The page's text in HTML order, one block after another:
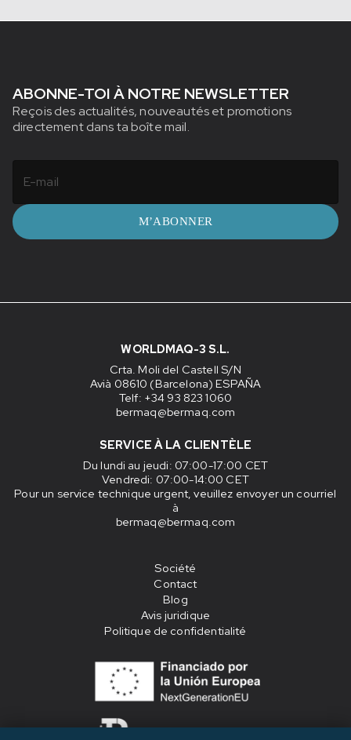
ABONNE-TOI À NOTRE NEWSLETTER
Reçois des actualités, nouveautés et promotions
directement dans ta boîte mail.
M’ABONNER
WORLDMAQ-3 S.L.
Crta. Moli del Castell S/N
Avià 08610 (Barcelona) ESPAÑA
Telf: +34 93 823 1060
bermaq@bermaq.com
SERVICE À LA CLIENTÈLE
Du lundi au jeudi: 07:00-17:00 CET
Vendredi: 07:00-14:00 CET
Pour un service technique urgent, veuillez envoyer un courriel
à
bermaq@bermaq.com
Société
Contact
Blog
Avis juridique
Politique de confidentialité